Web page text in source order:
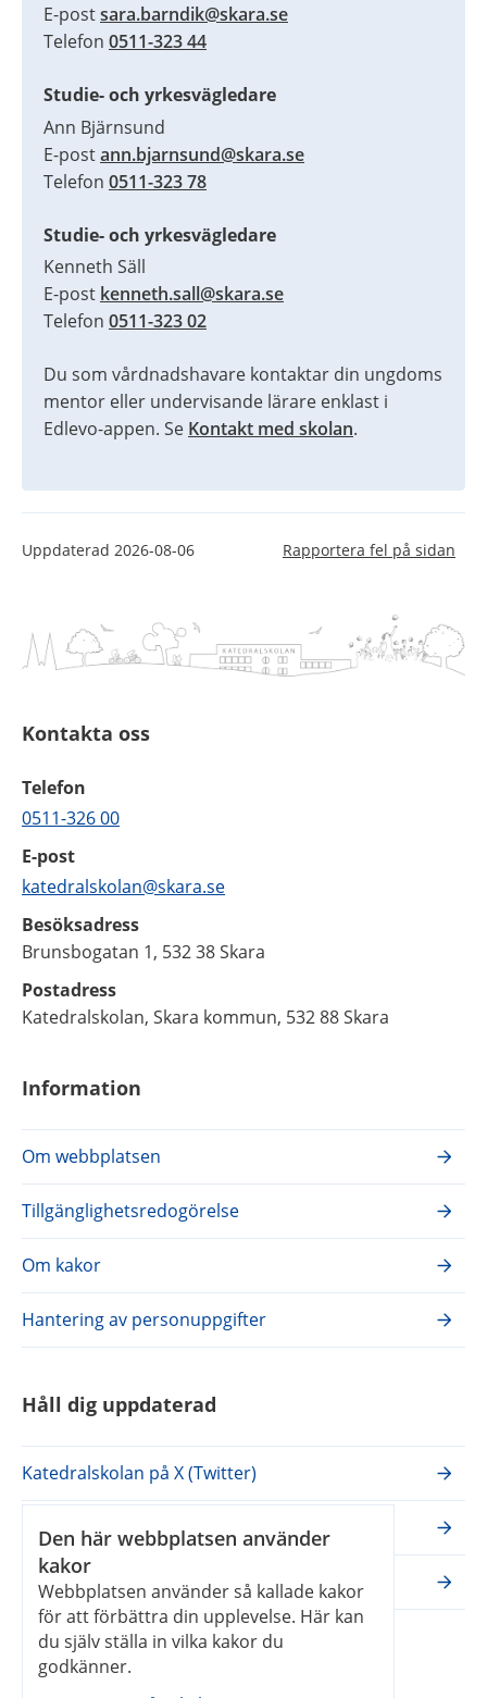
Den här webbplatsen använder
kakor
Webbplatsen använder så kallade kakor
för att förbättra din upplevelse. Här kan
du själv ställa in vilka kakor du
godkänner.
E-post sara.barndik@skara.se
Telefon 0511-323 44
Studie- och yrkesvägledare
Ann Bjärnsund
E-post ann.bjarnsund@skara.se
Telefon 0511-323 78
Studie- och yrkesvägledare
Kenneth Säll
E-post kenneth.sall@skara.se
Telefon 0511-323 02
Du som vårdnadshavare kontaktar din ungdoms
mentor eller undervisande lärare enklast i
Edlevo-appen. Se Kontakt med skolan.
Uppdaterad 2026-08-06 Rapportera fel på sidan
Kontakta oss
Telefon
0511-326 00
E-post
katedralskolan@skara.se
Besöksadress
Brunsbogatan 1, 532 38 Skara
Postadress
Katedralskolan, Skara kommun, 532 88 Skara
Information
Om webbplatsen
Tillgänglighetsredogörelse
Om kakor
Hantering av personuppgifter
Håll dig uppdaterad
Katedralskolan på X (Twitter)
Katedralskolan på Facebook
Katedralskolan på Instagram
Våra webbplatser